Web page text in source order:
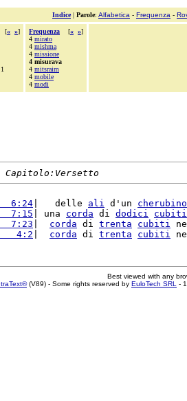
Indice| Parole: Alfabetica - Frequenza -
[« »]
1
Frequenza [« »]
4 mirato
4 mishma
4 missione
4 misurava
4 mitsraim
4 mobile
4 modi
Capitolo:Versetto
6:24 |   delle ali d'un cherubino
7:15 | una corda di dodici
cubiti
7:23 corda di trenta cubiti
4:2 corda di trenta cubiti
Best viewed with any
(V89) - Some rights reserved by EuloTech SRL -